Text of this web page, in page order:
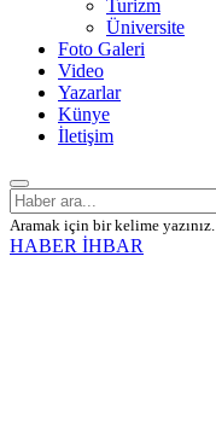
Turizm
Üniversite
Foto Galeri
Video
Yazarlar
Künye
İletişim
Aramak için bir kelime yazınız.
HABER İHBAR